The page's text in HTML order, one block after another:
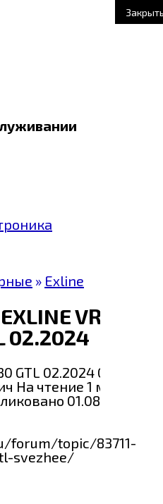
» Exline
VRS
02.2024
На чтение 1 мин
01.08.2024
forum/topic/83711-
svezhee/